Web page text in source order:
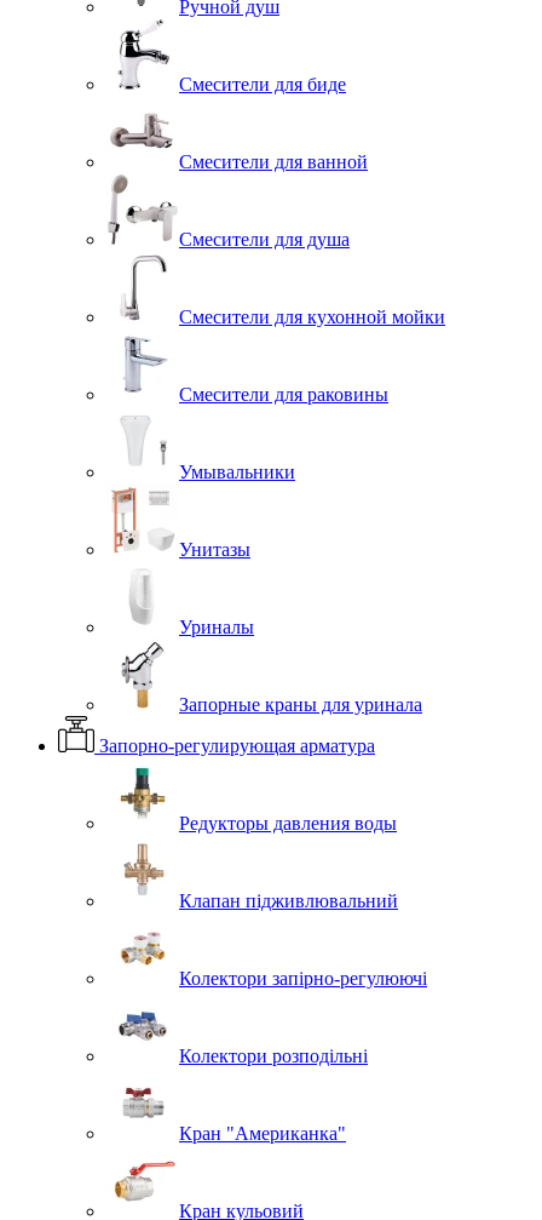
Ручной душ
Смесители для биде
Смесители для ванной
Смесители для душа
Смесители для кухонной мойки
Смесители для раковины
Умывальники
Унитазы
Уриналы
Запорные краны для уринала
Запорно-регулирующая арматура
Редукторы давления воды
Клапан підживлювальний
Колектори запірно-регулюючі
Колектори розподільні
Кран "Американка"
Кран кульовий